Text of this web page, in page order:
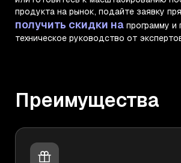
продукта на рынок, подайте заявку
получить скидки на программу и
техническое руководство от
Преимущества